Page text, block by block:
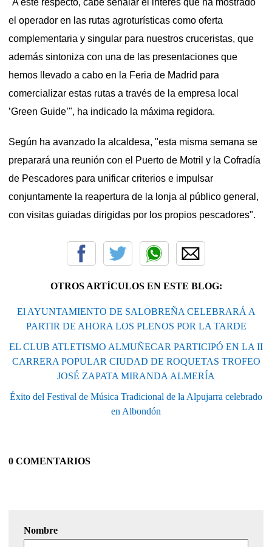
"A este respecto, cabe señalar el interés que ha mostrado
el operador en las rutas agroturísticas como oferta
complementaria y singular para nuestros cruceristas, que
además sintoniza con una de las presentaciones que
hemos llevado a cabo en la Feria de Madrid para
comercializar estas rutas a través de la empresa local
’Green Guide’", ha indicado la máxima regidora.
Según ha avanzado la alcaldesa, "esta misma semana se
preparará una reunión con el Puerto de Motril y la Cofradía
de Pescadores para unificar criterios e impulsar
conjuntamente la reapertura de la lonja al público general,
con visitas guiadas dirigidas por los propios pescadores".
OTROS ARTÍCULOS EN ESTE BLOG:
El AYUNTAMIENTO DE SALOBREÑA CELEBRARÁ A
PARTIR DE AHORA LOS PLENOS POR LA TARDE
EL CLUB ATLETISMO ALMUÑECAR PARTICIPÓ EN LA II
CARRERA POPULAR CIUDAD DE ROQUETAS TROFEO
JOSÉ ZAPATA MIRANDA ALMERÍA
Éxito del Festival de Música Tradicional de la Alpujarra celebrado
en Albondón
0 COMENTARIOS
Nombre